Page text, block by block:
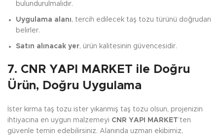
bulundurulmalıdır.
Uygulama alanı, tercih edilecek taş tozu türünü doğrudan
belirler.
Satın alınacak yer, ürün kalitesinin güvencesidir.
7. CNR YAPI MARKET ile Doğru
Ürün, Doğru Uygulama
İster kırma taş tozu ister yıkanmış taş tozu olsun, projenizin
ihtiyacına en uygun malzemeyi CNR YAPI MARKET’ten
güvenle temin edebilirsiniz. Alanında uzman ekibimiz,